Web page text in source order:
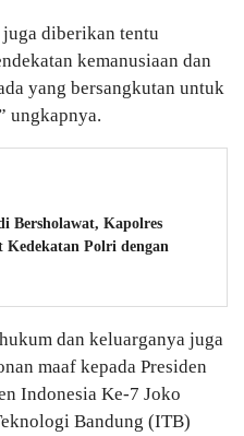
juga diberikan tentu
kemanusiaan dan
yang bersangkutan untuk
ungkapnya.
Bersholawat, Kapolres
Kedekatan Polri dengan
dan keluarganya juga
maaf kepada Presiden
Indonesia Ke-7 Joko
Bandung (ITB)